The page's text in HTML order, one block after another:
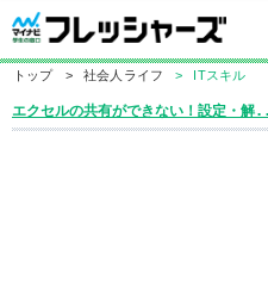
トップ > 社会人ライフ > ITスキル
エクセルの共有ができない！設定・